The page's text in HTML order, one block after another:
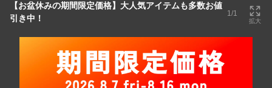
【お盆休みの期間限定価格】大人気アイテムも多数お値
引き中！
1/1
拡大